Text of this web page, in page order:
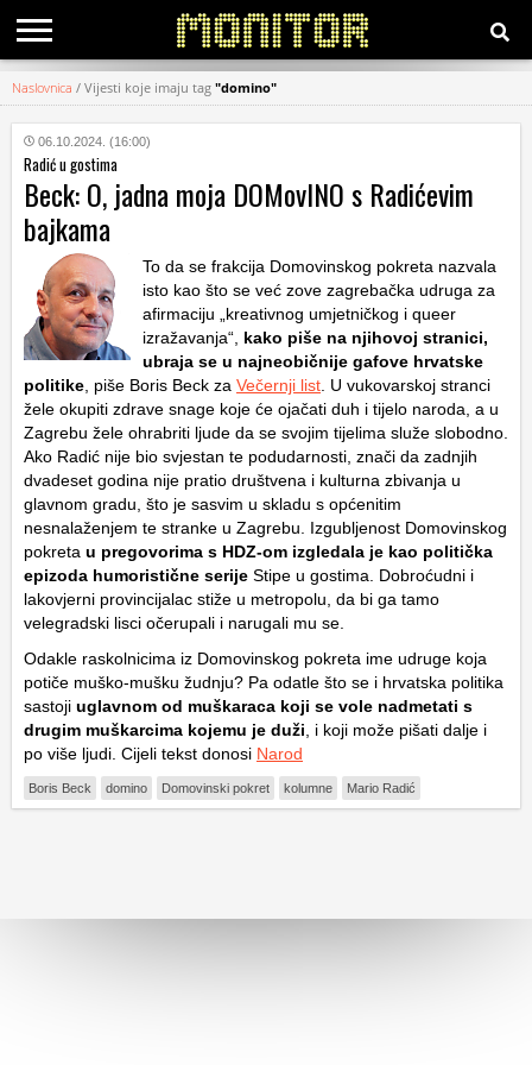
KATEGORIJE
HRVATSKI
WEB
Naslovnica / Vijesti koje imaju tag "domino"
06.10.2024. (16:00)
Radić u gostima
Beck: O, jadna moja DOMovINO s Radićevim
bajkama
To da se frakcija Domovinskog pokreta nazvala
isto kao što se već zove zagrebačka udruga za
afirmaciju „kreativnog umjetničkog i queer
izražavanja“, kako piše na njihovoj stranici,
ubraja se u najneobičnije gafove hrvatske
politike , piše Boris Beck za Večernji list . U vukovarskoj stranci
žele okupiti zdrave snage koje će ojačati duh i tijelo naroda, a u
Zagrebu žele ohrabriti ljude da se svojim tijelima služe slobodno.
Ako Radić nije bio svjestan te podudarnosti, znači da zadnjih
dvadeset godina nije pratio društvena i kulturna zbivanja u
glavnom gradu, što je sasvim u skladu s općenitim
nesnalaženjem te stranke u Zagrebu. Izgubljenost Domovinskog
pokreta u pregovorima s HDZ-om izgledala je kao politička
epizoda humoristične serije Stipe u gostima. Dobroćudni i
lakovjerni provincijalac stiže u metropolu, da bi ga tamo
velegradski lisci očerupali i narugali mu se.
Odakle raskolnicima iz Domovinskog pokreta ime udruge koja
potiče muško-mušku žudnju? Pa odatle što se i hrvatska politika
sastoji uglavnom od muškaraca koji se vole nadmetati s
drugim muškarcima kojemu je duži , i koji može pišati dalje i
po više ljudi. Cijeli tekst donosi Narod
Boris Beck domino Domovinski pokret kolumne Mario Radić